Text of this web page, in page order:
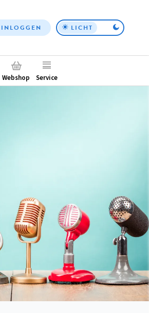
Top
INLOGGEN LICHT
Webshop Service